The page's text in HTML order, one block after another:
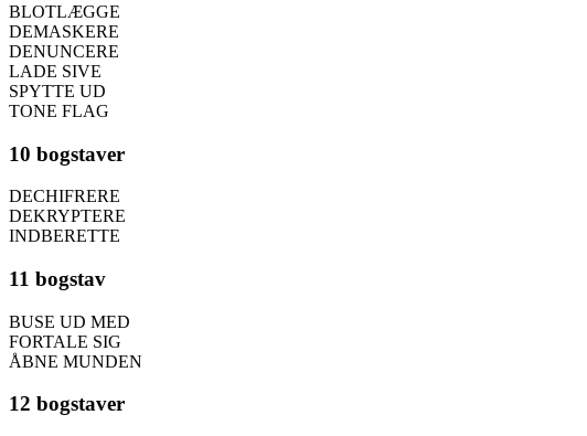
BLOTLÆGGE
DEMASKERE
DENUNCERE
LADE SIVE
SPYTTE UD
TONE FLAG
10 bogstaver
DECHIFRERE
DEKRYPTERE
INDBERETTE
11 bogstav
BUSE UD MED
FORTALE SIG
ÅBNE MUNDEN
12 bogstaver